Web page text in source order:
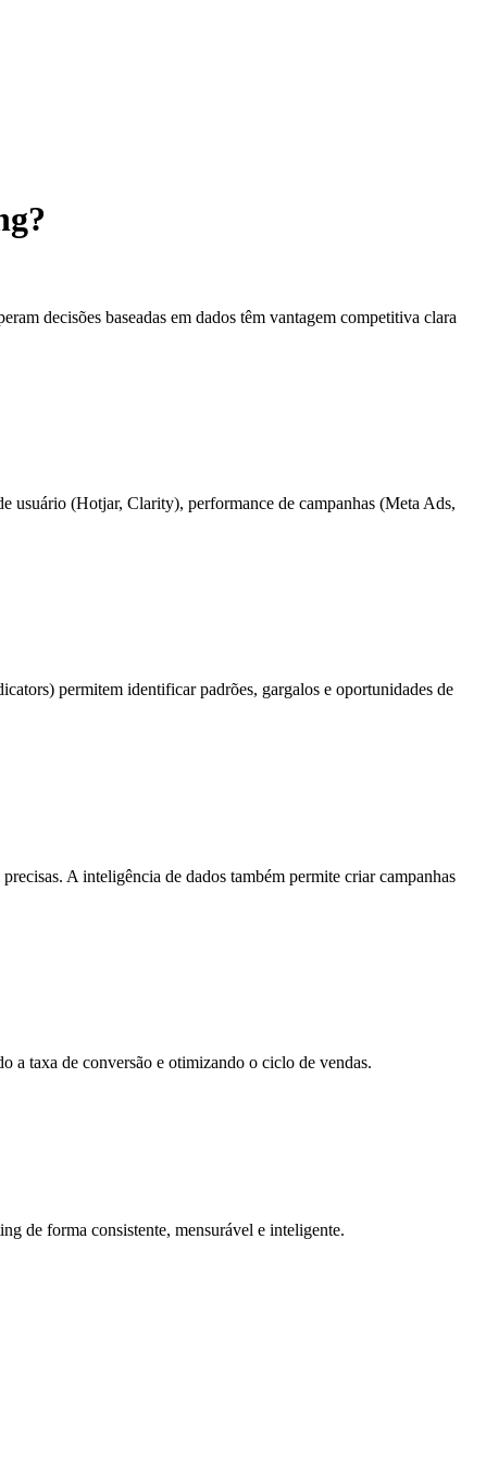
decisões baseadas em dados têm vantagem competitiva clara
usuário (Hotjar, Clarity), performance de campanhas (Meta Ads,
permitem identificar padrões, gargalos e oportunidades de
A inteligência de dados também permite criar campanhas
a taxa de conversão e otimizando o ciclo de vendas.
de forma consistente, mensurável e inteligente.